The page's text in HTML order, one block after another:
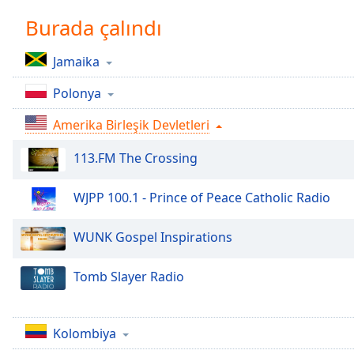
Chapters
Descriptions
descriptions
off,
selected
Subtitles
subtitles
settings ,
opens
subtitles
dialog
subtitles
selected
Burada çalındı
Jamaika
Polonya
Amerika Birleşik Devletleri
113.FM The Crossing
WJPP 100.1 - Prince of Peace Catholic Radio
WUNK Gospel Inspirations
Tomb Slayer Radio
Kolombiya